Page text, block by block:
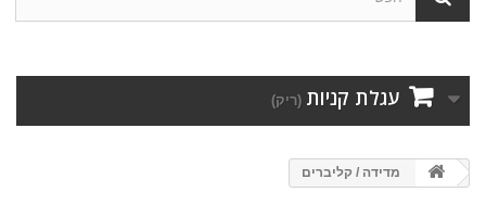
עגלת קניות (ריק)
מדידה / קליברים